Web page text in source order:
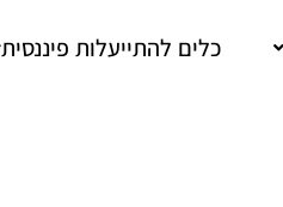
כלים להתייעלות פיננסית